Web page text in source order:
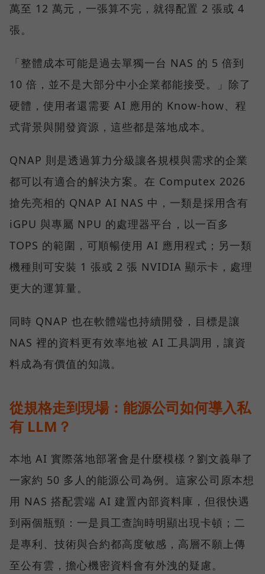
萬至 12 萬元，一張算不完，就得配置 2 張或 4
張。
「整體成本可能是過去單獨一台 NAS 的 5 倍到
10 倍，並不是大部分中小企業都能接受。」除了
硬體，使用者還需要 AI 應用的 Know-how、程
式背景與開發資源，這些都是落地成本。
QNAP 則是透過算力分級讓各規模與需求的企業
都可以有適合的解決方案。在 Computex 2026
搶先亮相的 QNAP AI NAS 中，一類是採用含有
iGPU 與專屬 NPU 的處理器平台，以一百多
TOPS 的範圍，可順暢使用 AI 應用程式；另一類
機種則可安裝 1 張或 2 張 NVIDIA 顯示卡，處理
更大的運算量。
同時 QNAP 也在軟體端也持續開發，目標是讓
NAS 裡的資料更有效率地被 AI 工具調用，讓資
料成為有價值的知識。
從規格走到現場：能源公司如何導入私
有 LLM？
本地 AI 實際落地部署會是什麼模樣？劉文義舉了
一家約 50 多人的能源公司為例。這家公司原本想
用 NAS 搭配雲端 AI 建置內部資料庫，但很快遇
到兩個瓶頸：一是員工查詢時明顯出現卡頓；二
是專利、技術與合約都高度敏感，高層不願上傳
至公有雲，擔心機密資料會有外洩的疑慮。